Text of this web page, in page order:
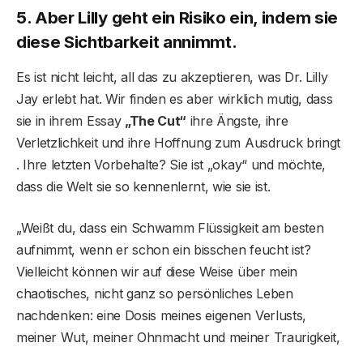
5. Aber Lilly geht ein Risiko ein, indem sie
diese Sichtbarkeit annimmt.
Es ist nicht leicht, all das zu akzeptieren, was Dr. Lilly
Jay erlebt hat. Wir finden es aber wirklich mutig, dass
sie in ihrem Essay „The Cut“ ihre Ängste, ihre
Verletzlichkeit und ihre Hoffnung zum Ausdruck bringt
. Ihre letzten Vorbehalte? Sie ist „okay“ und möchte,
dass die Welt sie so kennenlernt, wie sie ist.
„Weißt du, dass ein Schwamm Flüssigkeit am besten
aufnimmt, wenn er schon ein bisschen feucht ist?
Vielleicht können wir auf diese Weise über mein
chaotisches, nicht ganz so persönliches Leben
nachdenken: eine Dosis meines eigenen Verlusts,
meiner Wut, meiner Ohnmacht und meiner Traurigkeit,